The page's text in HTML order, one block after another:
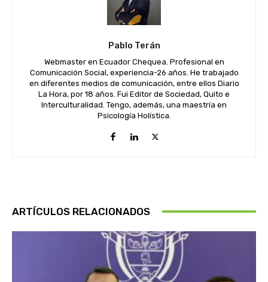
Pablo Terán
Webmaster en Ecuador Chequea. Profesional en
Comunicación Social, experiencia-26 años. He trabajado
en diferentes medios de comunicación, entre ellos Diario
La Hora, por 18 años. Fui Editor de Sociedad, Quito e
Interculturalidad. Tengo, además, una maestría en
Psicología Holística.
ARTÍCULOS RELACIONADOS